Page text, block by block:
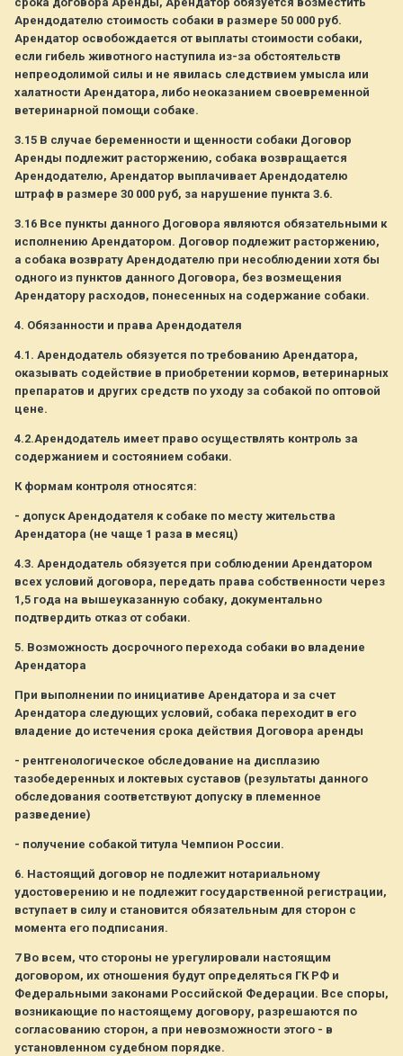
Арендодателю стоимость собаки в размере 50 000 руб.
Арендатор освобождается от выплаты стоимости собаки,
если гибель животного наступила из-за обстоятельств
непреодолимой силы и не явилась следствием умысла или
халатности Арендатора, либо неоказанием своевременной
ветеринарной помощи собаке.
3.15 В случае беременности и щенности собаки Договор
Аренды подлежит расторжению, собака возвращается
Арендодателю, Арендатор выплачивает Арендодателю
штраф в размере 30 000 руб, за нарушение пункта 3.6.
3.16 Все пункты данного Договора являются обязательными к
исполнению Арендатором. Договор подлежит расторжению,
а собака возврату Арендодателю при несоблюдении хотя бы
одного из пунктов данного Договора, без возмещения
Арендатору расходов, понесенных на содержание собаки.
4. Обязанности и права Арендодателя
4.1. Арендодатель обязуется по требованию Арендатора,
оказывать содействие в приобретении кормов, ветеринарных
препаратов и других средств по уходу за собакой по оптовой
цене.
4.2.Арендодатель имеет право осуществлять контроль за
содержанием и состоянием собаки.
К формам контроля относятся:
- допуск Арендодателя к собаке по месту жительства
Арендатора (не чаще 1 раза в месяц)
4.3. Арендодатель обязуется при соблюдении Арендатором
всех условий договора, передать права собственности через
1,5 года на вышеуказанную собаку, документально
подтвердить отказ от собаки.
5. Возможность досрочного перехода собаки во владение
Арендатора
При выполнении по инициативе Арендатора и за счет
Арендатора следующих условий, собака переходит в его
владение до истечения срока действия Договора аренды
- рентгенологическое обследование на дисплазию
тазобедеренных и локтевых суставов (результаты данного
обследования соответствуют допуску в племенное
разведение)
- получение собакой титула Чемпион России.
6. Настоящий договор не подлежит нотариальному
удостоверению и не подлежит государственной регистрации,
вступает в силу и становится обязательным для сторон с
момента его подписания.
7 Во всем, что стороны не урегулировали настоящим
договором, их отношения будут определяться ГК РФ и
Федеральными законами Российской Федерации. Все споры,
возникающие по настоящему договору, разрешаются по
согласованию сторон, а при невозможности этого - в
установленном судебном порядке.